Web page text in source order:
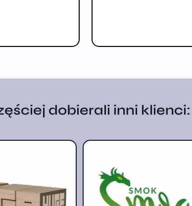
dobierali inni klienci: